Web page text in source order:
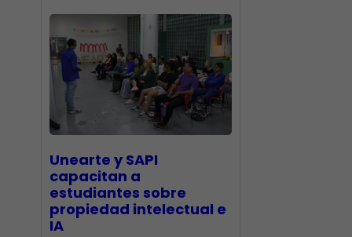
Unearte y SAPI
capacitan a
estudiantes sobre
propiedad intelectual e
IA